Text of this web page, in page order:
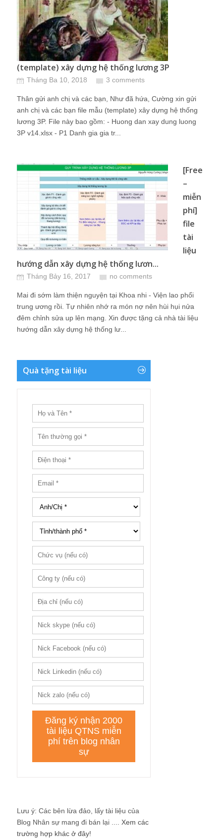
(template) xây dựng hệ thống lương 3P
Tháng Ba 10, 2018 3 comments
Thân gửi anh chị và các bạn, Như đã hứa, Cường xin gửi
anh chị và các bạn file mẫu (template) xây dựng hệ thống
lương 3P. File này bao gồm: - Huong dan xay dung luong
3P v14.xlsx - P1 Danh gia gia tr...
[Free
–
miễn
phí]
file
tài
liệu
hướng dẫn xây dựng hệ thống lươn...
Tháng Bảy 16, 2017 no comments
Mai đi sớm làm thiện nguyện tại Khoa nhi - Viện lao phổi
trung ương rồi. Tự nhiên nhớ ra món nợ nên hùi hụi nửa
đêm chỉnh sửa up lên mạng. Xin được tặng cả nhà tài liệu
hướng dẫn xây dựng hệ thống lư...
Quà tặng tài liệu
Lưu ý: Các bên lừa đảo, lấy tài liệu của
Blog Nhân sự mang đi bán lại .... Xem các
trường hợp khác ở đây!